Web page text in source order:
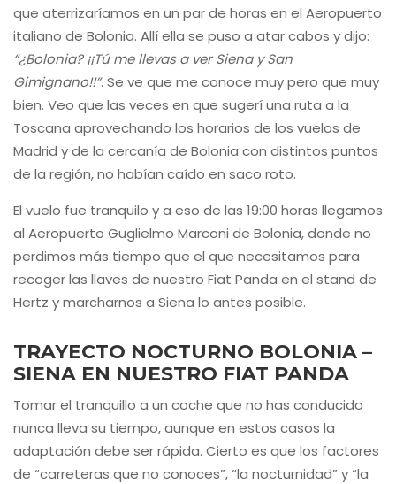
que aterrizaríamos en un par de horas en el Aeropuerto
italiano de Bolonia. Allí ella se puso a atar cabos y dijo:
“¿Bolonia? ¡¡Tú me llevas a ver Siena y San
Gimignano!!”. Se ve que me conoce muy pero que muy
bien. Veo que las veces en que sugerí una ruta a la
Toscana aprovechando los horarios de los vuelos de
Madrid y de la cercanía de Bolonia con distintos puntos
de la región, no habían caído en saco roto.
El vuelo fue tranquilo y a eso de las 19:00 horas llegamos
al Aeropuerto Guglielmo Marconi de Bolonia, donde no
perdimos más tiempo que el que necesitamos para
recoger las llaves de nuestro Fiat Panda en el stand de
Hertz y marcharnos a Siena lo antes posible.
TRAYECTO NOCTURNO BOLONIA –
SIENA EN NUESTRO FIAT PANDA
Tomar el tranquillo a un coche que no has conducido
nunca lleva su tiempo, aunque en estos casos la
adaptación debe ser rápida. Cierto es que los factores
de “carreteras que no conoces”, “la nocturnidad” y “la